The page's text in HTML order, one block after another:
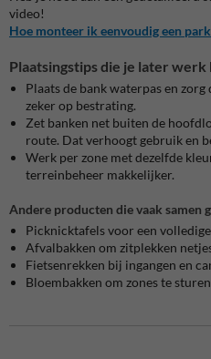
video!
Hoe monteer ik eenvoudig een
Plaatsingstips die je later werk
Plaats de bank waterpas en
zeker op bestrating.
Zet banken net buiten de
route. Dat verhoogt gebruik en
Werk per zone met dezelfde
terreinbeheer makkelijker.
Andere producten die vaak samen
Picknicktafels voor een
Afvalbakken om zitplekken
Fietsenrekken bij ingangen en
Bloembakken om zones te